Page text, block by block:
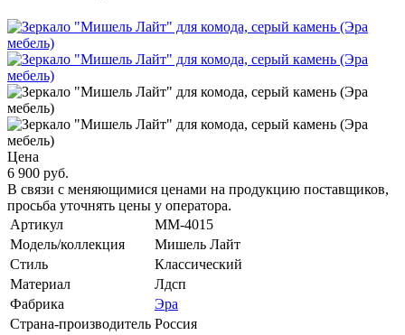
Цена
6 900 руб.
В связи с меняющимися ценами на продукцию поставщиков,
просьба уточнять цены у оператора.
Артикул
MM-4015
Модель/коллекция
Мишель Лайт
Стиль
Классический
Материал
Лдсп
Фабрика
Эра
Страна-производитель Россия